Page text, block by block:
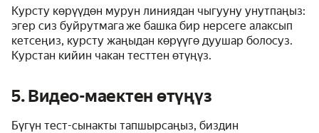
Курсту көрүүдөн мурун линиядан чыгууну унутпаңыз:
эгер сиз буйрутмага же башка бир нерсеге алаксып
кетсеңиз, курсту жаңыдан көрүүгө дуушар болосуз.
Курстан кийин чакан тесттен өтүңүз.
5. Видео-маектен өтүңүз
Бүгүн тест-сынакты тапшырсаңыз, биздин